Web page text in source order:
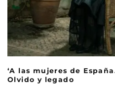
‘A las mujeres de
Olvido y legado